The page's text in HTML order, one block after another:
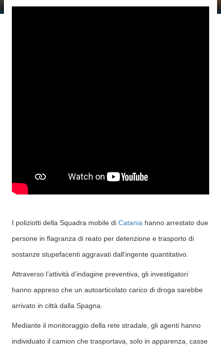
I poliziotti della Squadra mobile di Catania hanno arrestato due
persone in flagranza di reato per detenzione e trasporto di
sostanze stupefacenti aggravati dall’ingente quantitativo.
Attraverso l’attività d’indagine preventiva, gli investigatori
hanno appreso che un autoarticolato carico di droga sarebbe
arrivato in città dalla Spagna.
Mediante il monitoraggio della rete stradale, gli agenti hanno
individuato il camion che trasportava, solo in apparenza, casse